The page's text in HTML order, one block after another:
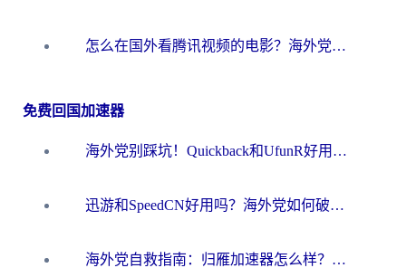
怎么在国外看腾讯视频的电影？海外党亲测有效的回国加速指南
免费回国加速器
海外党别踩坑！Quickback和UfunR好用吗？选对回国加速器才能无缝刷国内资源
迅游和SpeedCN好用吗？海外党如何破解那道看不见的墙
海外党自救指南：归雁加速器怎么样？教你避开坑实现国内资源无缝访问